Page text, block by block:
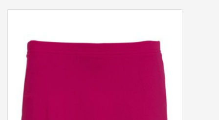
Ballen
Snaren
Accessoires